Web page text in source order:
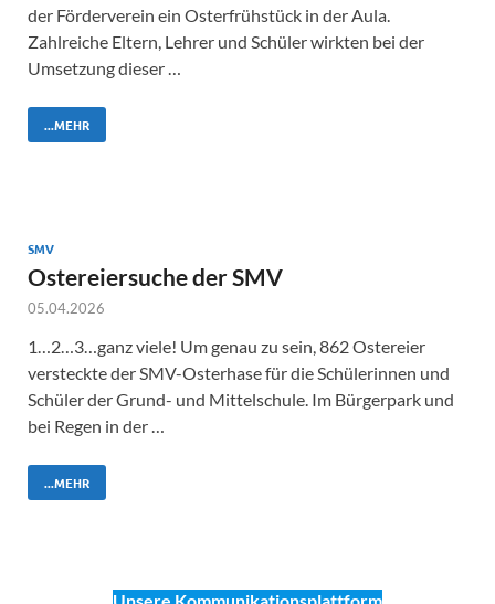
der Förderverein ein Osterfrühstück in der Aula.
Zahlreiche Eltern, Lehrer und Schüler wirkten bei der
Umsetzung dieser …
...MEHR
SMV
Ostereiersuche der SMV
05.04.2026
1…2…3…ganz viele! Um genau zu sein, 862 Ostereier
versteckte der SMV-Osterhase für die Schülerinnen und
Schüler der Grund- und Mittelschule. Im Bürgerpark und
bei Regen in der …
...MEHR